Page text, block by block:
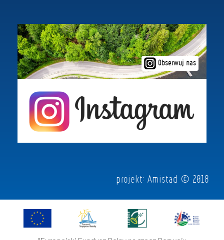
Obserwuj nas
projekt: Amistad © 2018